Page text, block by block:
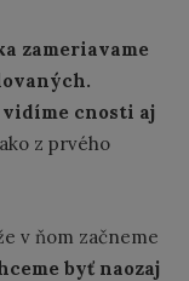
zameriavame
cnosti aj
ako z prvého
v ňom začneme
byť naozaj